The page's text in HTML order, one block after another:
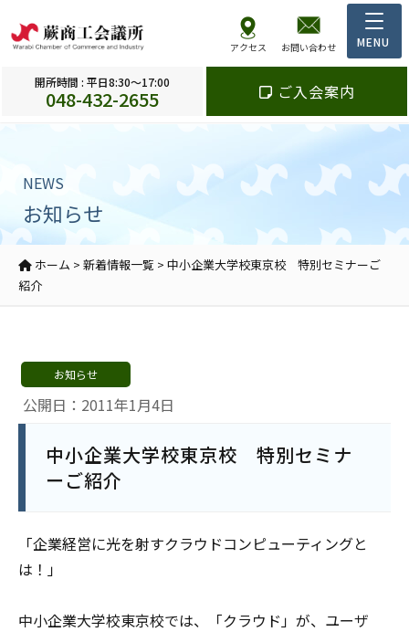
アクセス お問い合わせ
開所時間 : 平日8:30～17:00
048-432-2655 ご入会案内
NEWS
お知らせ
ホーム > 新着情報一覧 > 中小企業大学校東京校 特別セミナーご
紹介
公開日：2011年1月4日
お知らせ
中小企業大学校東京校 特別セミナ
ーご紹介
「企業経営に光を射すクラウドコンピューティングと
は！」
中小企業大学校東京校では、「クラウド」が、ユーザ